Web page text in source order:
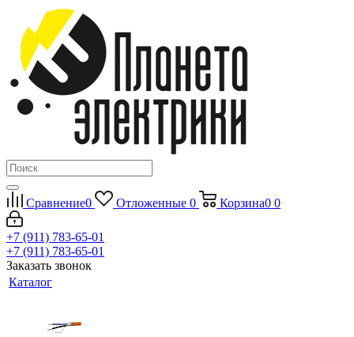
Сравнение0 Отложенные 0 Корзина0 0
+7 (911) 783-65-01
+7 (911) 783-65-01
Заказать звонок
Каталог